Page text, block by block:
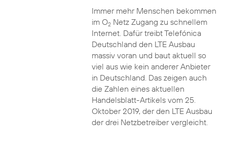
Immer mehr Menschen bekommen
im O2Netz Zugang zu schnellem
Internet. Dafür treibt Telefónica
Deutschland den LTE Ausbau
massiv voran und baut aktuell so
viel aus wie kein anderer Anbieter
in Deutschland. Das zeigen auch
die Zahlen eines aktuellen
Handelsblatt-Artikels vom 25.
Oktober 2019, der den LTE Ausbau
der drei Netzbetreiber vergleicht.